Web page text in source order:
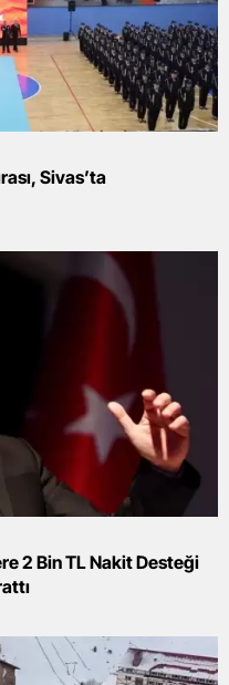
Sivas’ta
2 Bin TL Nakit Desteği